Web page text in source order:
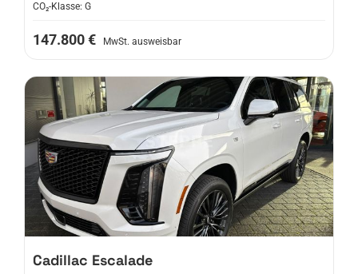
CO₂-Klasse: G
147.800 € MwSt. ausweisbar
Cadillac Escalade